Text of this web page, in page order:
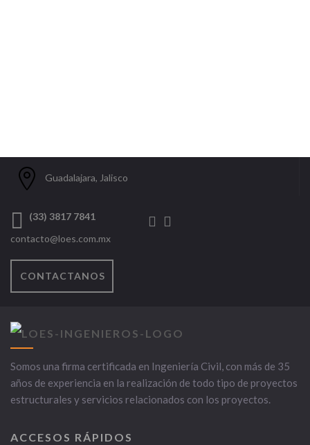
Guadalajara, Jalisco
(33) 3817 7841
contacto@loes.com.mx
CONTACTANOS
Somos una firma certificada en Ingeniería Civil, con más de 35
años de experiencia en la realización de todo tipo de proyectos
estructurales y servicios relacionados con los proyectos.
ACCESOS RÁPIDOS